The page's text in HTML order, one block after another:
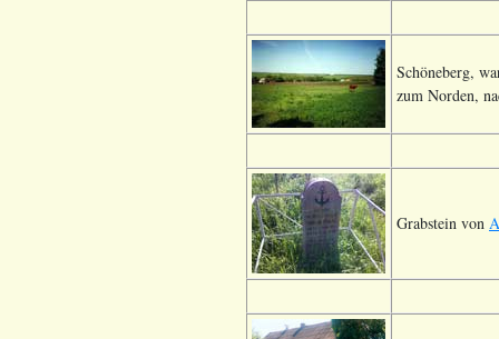
Schöneberg,
zum Norden,
Grabstein von